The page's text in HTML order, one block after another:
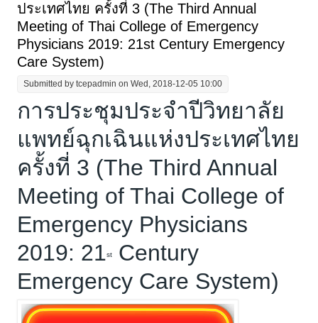
ประเทศไทย ครั้งที่ 3 (The Third Annual
Meeting of Thai College of Emergency
Physicians 2019: 21st Century Emergency
Care System)
Submitted bytcepadmin on Wed, 2018-12-05 10:00
การประชุมประจำปีวิทยาลัย
แพทย์ฉุกเฉินแห่งประเทศไทย
ครั้งที่ 3 (The Third Annual
Meeting of Thai College of
Emergency Physicians
2019: 21st
Century
Emergency Care System)